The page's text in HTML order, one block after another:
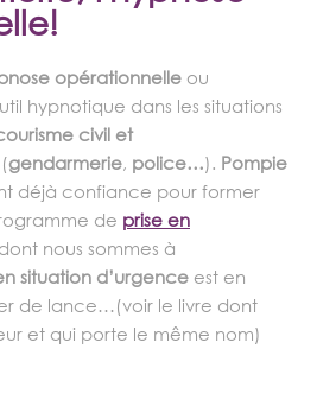
opérationnelle ou
hypnotique dans les situations
civil et
(gendarmerie, police…). Pompie
déjà confiance pour former
de prise en
dont nous sommes à
situation d’urgence est en
de lance…(voir le livre dont
et qui porte le même nom)